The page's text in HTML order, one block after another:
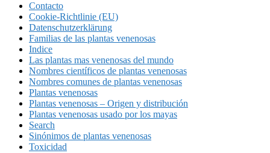
Contacto
Cookie-Richtlinie (EU)
Datenschutzerklärung
Familias de las plantas venenosas
Indice
Las plantas mas venenosas del mundo
Nombres científicos de plantas venenosas
Nombres comunes de plantas venenosas
Plantas venenosas
Plantas venenosas – Origen y distribución
Plantas venenosas usado por los mayas
Search
Sinónimos de plantas venenosas
Toxicidad